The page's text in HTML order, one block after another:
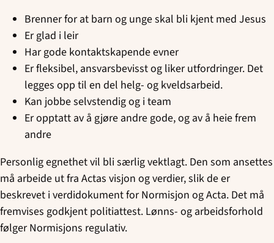
Brenner for at barn og unge skal bli kjent med Jesus
Er glad i leir
Har gode kontaktskapende evner
Er fleksibel, ansvarsbevisst og liker utfordringer. Det
legges opp til en del helg- og kveldsarbeid.
Kan jobbe selvstendig og i team
Er opptatt av å gjøre andre gode, og av å heie frem
andre
Personlig egnethet vil bli særlig vektlagt. Den som ansettes
må arbeide ut fra Actas visjon og verdier, slik de er
beskrevet i verdidokument for Normisjon og Acta. Det må
fremvises godkjent politiattest. Lønns- og arbeidsforhold
følger Normisjons regulativ.